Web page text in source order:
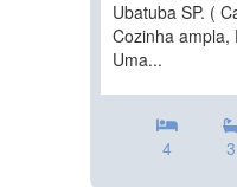
Ubatuba SP. (
Cozinha ampla,
Uma...
4 3